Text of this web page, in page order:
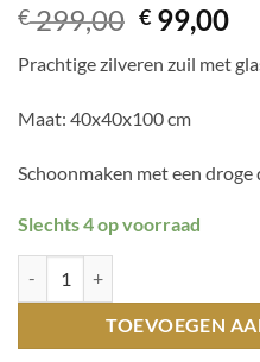
€299,00
prijs
was:
€ 299,00.
€ 99,00
is:
Prachtige zilveren zuil met
Maat: 40x40x100 cm
Schoonmaken met een droge
Slechts 4 op voorraad
TOEVOEGEN